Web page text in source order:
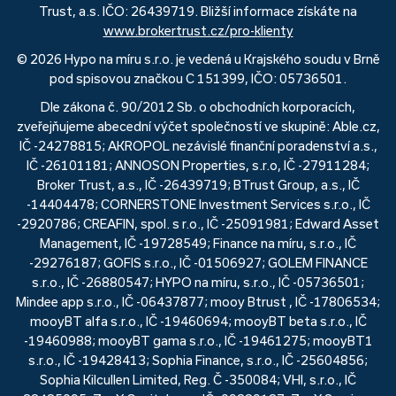
Trust, a.s. IČO: 26439719. Bližší informace získáte na
www.brokertrust.cz/pro-klienty
© 2026 Hypo na míru s.r.o. je vedená u Krajského soudu v Brně
pod spisovou značkou C 151399, IČO: 05736501.
Dle zákona č. 90/2012 Sb. o obchodních korporacích,
zveřejňujeme abecední výčet společností ve skupině: Able.cz,
IČ -24278815; AKROPOL nezávislé finanční poradenství a.s.,
IČ -26101181; ANNOSON Properties, s.r.o, IČ -27911284;
Broker Trust, a.s., IČ -26439719; BTrust Group, a.s., IČ
-14404478; CORNERSTONE Investment Services s.r.o., IČ
-2920786; CREAFIN, spol. s r.o., IČ -25091981; Edward Asset
Management, IČ -19728549; Finance na míru, s.r.o., IČ
-29276187; GOFIS s.r.o., IČ -01506927; GOLEM FINANCE
s.r.o., IČ -26880547; HYPO na míru, s.r.o., IČ -05736501;
Mindee app s.r.o., IČ -06437877; mooy Btrust , IČ -17806534;
mooyBT alfa s.r.o., IČ -19460694; mooyBT beta s.r.o., IČ
-19460988; mooyBT gama s.r.o., IČ -19461275; mooyBT1
s.r.o., IČ -19428413; Sophia Finance, s.r.o., IČ -25604856;
Sophia Kilcullen Limited, Reg. Č -350084; VHI, s.r.o., IČ